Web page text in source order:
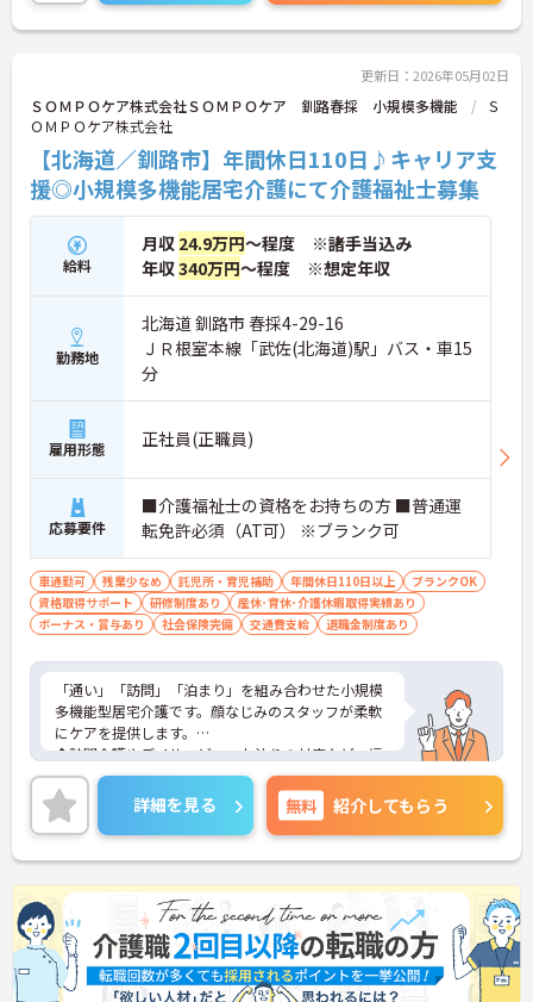
高のお風呂」をお届けするやりがいのあるお仕事で
す。
や「ケアマネジャー」、「本社部門」へ…といった
キャリアチェンジの道も、大手グループだからこそ
豊富に用意されています。 定年は65歳ですが、70歳
までの再雇用制度もあり、安定した基盤で長く働き
続けたい方に最適です。
更新日：2026年05月02日
ＳＯＭＰＯケア株式会社ＳＯＭＰＯケア 釧路春採 小規模多機能
Ｓ
ＯＭＰＯケア株式会社
【北海道／釧路市】年間休日110日♪キャリア支
援◎小規模多機能居宅介護にて介護福祉士募集
給料
月収 24.9万円～程度 ※諸手当込み
年収340万円～程度 ※想定年収
勤務地
北海道 釧路市 春採4-29-16
ＪＲ根室本線「武佐(北海道)駅」バス・車15
分
雇用形態 正社員(正職員)
応募要件
■介護福祉士の資格をお持ちの方 ■普通運
転免許必須（AT可） ※ブランク可
車通勤可 残業少なめ 託児所・育児補助 年間休日110日以上
ブランクOK
資格取得サポート
研修制度あり
産休･育休･介護休暇取得実績あり
ボーナス・賞与あり
社会保険完備 交通費支給 退職金制度あり
「通い」「訪問」「泊まり」を組み合わせた小規模
多機能型居宅介護です。顔なじみのスタッフが柔軟
にケアを提供します。
◆訪問介護やデイサービス、お泊りの対応など、幅
広いサービス形態を一つの拠点で経験できるため、
介護のスキルを多角的に磨くことができます。ご利
用者様が住み慣れた地域で暮らし続けるためのお手
伝いができる、やりがいの大きな職場です。
◆介護福祉士限定の「特別職務手当」も支給される
など、専門性をしっかり給与に還元する仕組みで
す。また、現場のリーダーや管理者を目指すコー
ス、専門技術を極めるコースなど、大手ならではの
多彩なキャリアパスを用意。「資格を活かして、も
っと上を目指したい」という意欲に応える環境で
す。
詳細を見る 無料 紹介してもらう